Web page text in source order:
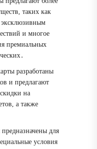
таких как
и многое
премиальных
разработаны
и предлагают
на
а также
для
условия